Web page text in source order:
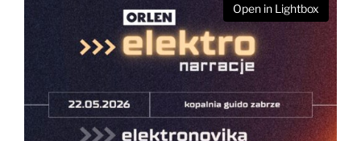
Open in Lightbox